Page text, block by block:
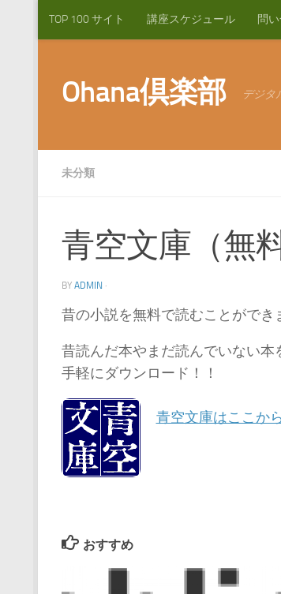
コンテンツへスキップ
TOP 100 サイト 講座スケジュール 問
Ohana倶楽部 デジタ
未分類
青空文庫（無
BY ADMIN ·
昔の小説を無料で読むことができ
昔読んだ本やまだ読んでいない本
手軽にダウンロード！！
青空文庫はここから
おすすめ